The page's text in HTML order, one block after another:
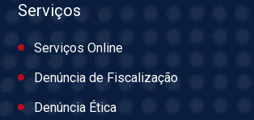
Serviços
Serviços Online
Denúncia de Fiscalização
Denúncia Ética